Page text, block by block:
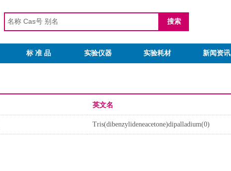
标 准 品 实验仪器 实验耗材 新闻资讯
英文名
Tris(dibenzylideneacetone)dipalladium(0)